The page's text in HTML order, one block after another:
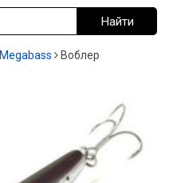
Megabass
Воблер